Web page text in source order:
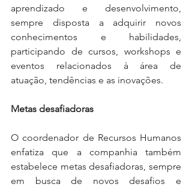
aprendizado e desenvolvimento,
sempre disposta a adquirir novos
conhecimentos e habilidades,
participando de cursos, workshops e
eventos relacionados à área de
atuação, tendências e as inovações.
Metas desafiadoras
O coordenador de Recursos Humanos
enfatiza que a companhia também
estabelece metas desafiadoras, sempre
em busca de novos desafios e